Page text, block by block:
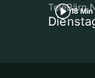
18 Min
TeleBärn